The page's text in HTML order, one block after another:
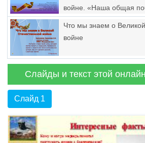
войне. «Наша общая
Что мы знаем о
войне
Слайды и текст этой
Слайд 1